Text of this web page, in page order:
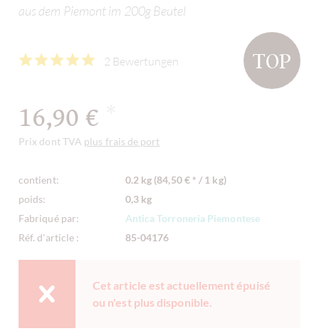
aus dem Piemont im 200g Beutel
TOP
2 Bewertungen
16,90 €
Prix dont TVA plus frais de port
contient:
0.2 kg (84,50 € * / 1 kg)
poids:
0,3 kg
Fabriqué par:
Antica Torroneria Piemontese
Réf. d'article :
85-04176
Cet article est actuellement épuisé
ou n'est plus disponible.